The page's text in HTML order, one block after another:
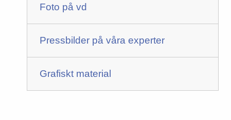
Foto på vd
Pressbilder på våra experter
Grafiskt material